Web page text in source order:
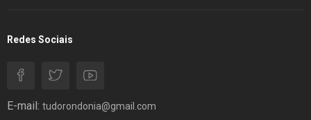
Redes Sociais
E-mail: tudorondonia@gmail.com